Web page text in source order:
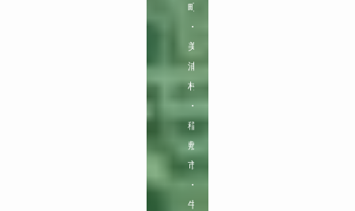
町
・
美
浦
村
・
稲
敷
市
・
牛